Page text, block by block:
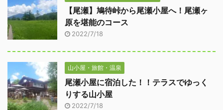
【尾瀬】鳩待峠から尾瀬小屋へ！尾瀬ヶ
原を堪能のコース
2022/7/18
山小屋・旅館・温泉
尾瀬小屋に宿泊した！！テラスでゆっく
りする山小屋
2022/7/18